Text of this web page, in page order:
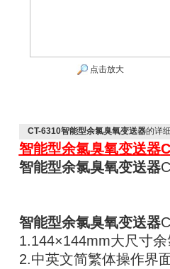
点击放大
CT-6310智能型余氯臭氧变送器的详
智能型余氯臭氧变送器
智能型余氯臭氧变送器
智能型余氯臭氧变送器
1.144×144mm大尺寸
2.中英文简繁体操作界